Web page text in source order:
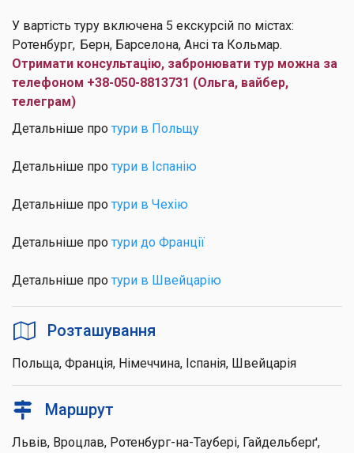
У вартість туру включена 5 екскурсій по містах:
Ротенбург, Берн, Барселона, Ансі та Кольмар.
Отримати консультацію, забронювати тур можна за
телефоном +38-050-8813731 (Ольга, вайбер,
телеграм)
Детальніше про тури в Польщу
Детальніше про тури в Іспанію
Детальніше про тури в Чехію
Детальніше про тури до Франції
Детальніше про тури в Швейцарію
Розташування
Польща, Франція, Німеччина, Іспанія, Швейцарія
Маршрут
Львів, Вроцлав, Ротенбург-на-Таубері, Гайдельберґ,